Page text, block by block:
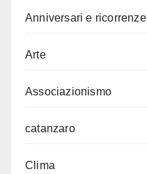
Anniversari e ricorrenze
Arte
Associazionismo
catanzaro
Clima